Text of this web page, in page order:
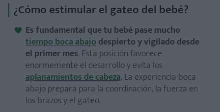
¿Cómo estimular el gateo del bebé?
Es fundamental que tu bebé pase mucho
tiempo boca abajodespierto y vigilado desde
el primer mes. Esta posición favorece
enormemente el desarrollo y evita los
aplanamientos de cabeza. La experiencia boca
abajo prepara para la coordinación, la fuerza en
los brazos y el gateo.